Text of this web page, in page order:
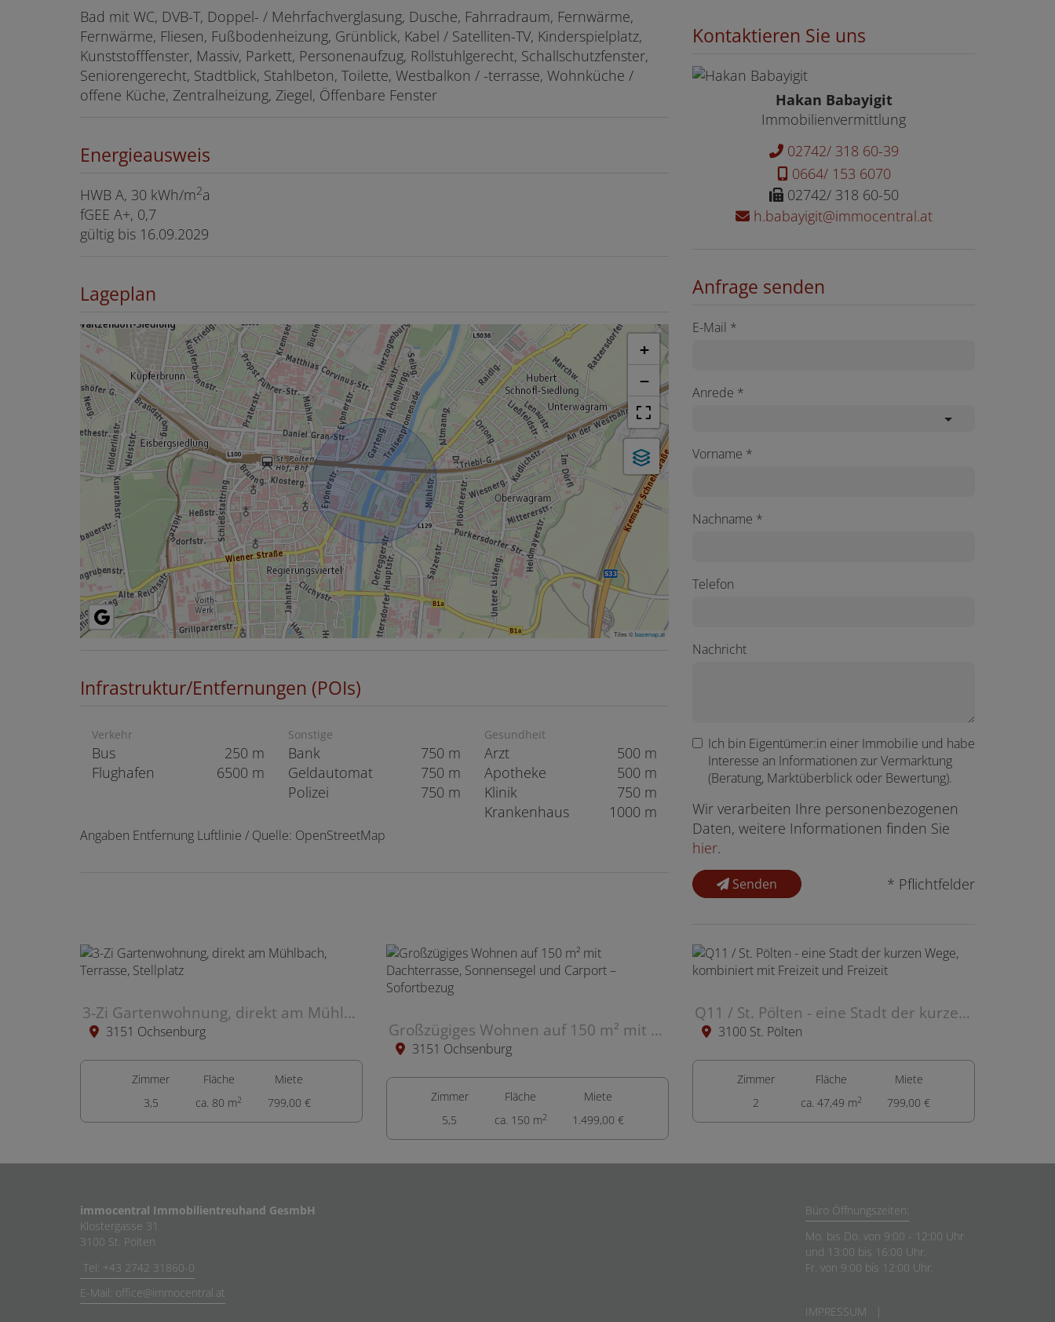
Bad mit WC DVB-T Doppel- / Mehrfachverglasung Dusche Fahrradraum Fernwärme
Fernwärme Fliesen Fußbodenheizung Grünblick Kabel / Satelliten-TV Kinderspielplatz
Kunststofffenster Massiv Parkett Personenaufzug Rollstuhlgerecht Schallschutzfenster
Seniorengerecht Stadtblick Stahlbeton Toilette Westbalkon / -terrasse Wohnküche /
offene Küche Zentralheizung Ziegel Öffenbare Fenster
Energieausweis
HWB A, 30 kWh/m2a
fGEE A+, 0,7
gültig bis 16.09.2029
Lageplan
+
−
Tiles ©basemap.at
Infrastruktur/Entfernungen (POIs)
Verkehr
Bus
250 m
Flughafen
6500 m
Sonstige
Bank
750 m
Geldautomat
750 m
Polizei
750 m
Gesundheit
Arzt
500 m
Apotheke
500 m
Klinik
750 m
Krankenhaus
1000 m
Angaben Entfernung Luftlinie / Quelle: OpenStreetMap
Kontaktieren Sie uns
Hakan Babayigit
Immobilienvermittlung
02742/ 318 60-39
0664/ 153 6070
02742/ 318 60-50
h.babayigit@immocentral.at
Anfrage senden
E-Mail
Anrede
Vorname
Nachname
Telefon
Nachricht
Ich bin Eigentümer:in einer Immobilie und habe
Interesse an Informationen zur Vermarktung
(Beratung, Marktüberblick oder Bewertung).
Wir verarbeiten Ihre personenbezogenen
Daten, weitere Informationen finden Sie
hier.
Senden * Pflichtfelder
3-Zi Gartenwohnung, direkt am Mühlbach, Terrasse, Stellplatz
3151 Ochsenburg
Zimmer
3,5
Fläche
ca. 80 m2
Miete
799,00 €
Großzügiges Wohnen auf 150 m² mit Dachterrasse, Sonnensegel und Carport – Sofortbezug
3151 Ochsenburg
Zimmer
5,5
Fläche
ca. 150 m2
Miete
1.499,00 €
Q11 / St. Pölten - eine Stadt der kurzen Wege, kombiniert mit Freizeit und Freizeit
3100 St. Pölten
Zimmer
2
Fläche
ca. 47,49 m2
Miete
799,00 €
immocentral Immobilientreuhand GesmbH
Klostergasse 31
3100 St. Pölten
Tel: +43 2742 31860-0
E-Mail: office@immocentral.at
Büro Öffnungszeiten:
Mo. bis Do. von 9:00 - 12:00 Uhr
und 13:00 bis 16:00 Uhr.
Fr. von 9:00 bis 12:00 Uhr.
IMPRESSUM